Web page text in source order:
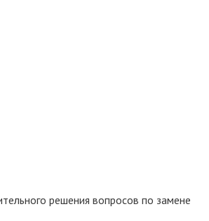
решения вопросов по замене